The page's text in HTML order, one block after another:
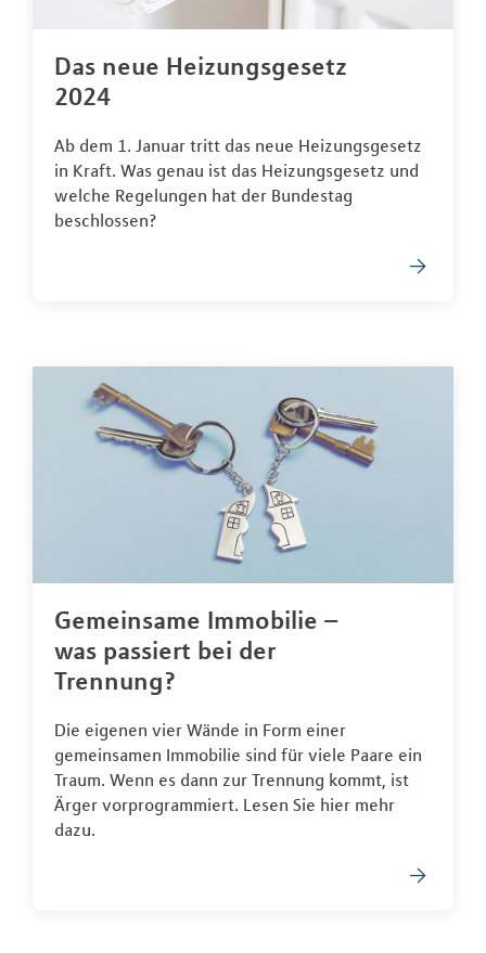
Das neue Heizungsgesetz
2024
Ab dem 1. Januar tritt das neue Heizungsgesetz
in Kraft. Was genau ist das Heizungsgesetz und
welche Regelungen hat der Bundestag
beschlossen?
Gemeinsame Immobilie –
was passiert bei der
Trennung?
Die eigenen vier Wände in Form einer
gemeinsamen Immobilie sind für viele Paare ein
Traum. Wenn es dann zur Trennung kommt, ist
Ärger vorprogrammiert. Lesen Sie hier mehr
dazu.